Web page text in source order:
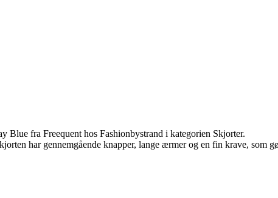
Blue fra Freequent hos Fashionbystrand i kategorien Skjorter.
har gennemgående knapper, lange ærmer og en fin krave,